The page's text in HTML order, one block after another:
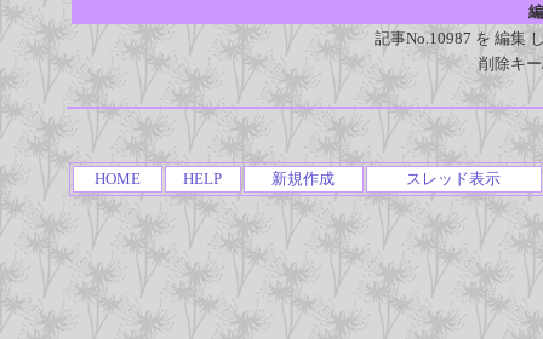
記事No.10987 を 編集
削除キ
HOME HELP 新規作成 スレッド表示